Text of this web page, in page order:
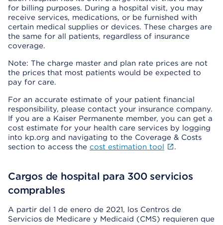
for billing purposes. During a hospital visit, you may
receive services, medications, or be furnished with
certain medical supplies or devices. These charges are
the same for all patients, regardless of insurance
coverage.
Note: The charge master and plan rate prices are not
the prices that most patients would be expected to
pay for care.
For an accurate estimate of your patient financial
responsibility, please contact your insurance company.
If you are a Kaiser Permanente member, you can get a
cost estimate for your health care services by logging
into kp.org and navigating to the Coverage & Costs
section to access the cost estimation tool .
Cargos de hospital para 300 servicios
comprables
A partir del 1 de enero de 2021, los Centros de
Servicios de Medicare y Medicaid (CMS) requieren que